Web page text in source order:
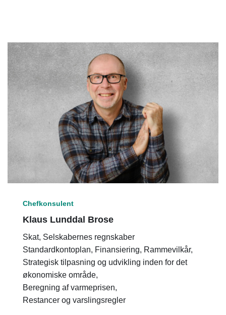
Chefkonsulent
Klaus Lunddal Brose
Skat, Selskabernes regnskaber
Standardkontoplan, Finansiering, Rammevilkår,
Strategisk tilpasning og udvikling inden for det
økonomiske område,
Beregning af varmeprisen,
Restancer og varslingsregler